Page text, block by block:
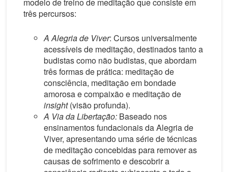
três percursos:
A Alegria de Viver: Cursos universalmente
acessíveis de meditação, destinados tanto a
budistas como não budistas, que abordam
três formas de prática: meditação de
consciência, meditação em bondade
amorosa e compaixão e meditação de
insight(visão profunda).
A Via da Libertação:Baseado nos
ensinamentos fundacionais da Alegria de
Viver, apresentando uma série de técnicas
de meditação concebidas para remover as
causas de sofrimento e descobrir a